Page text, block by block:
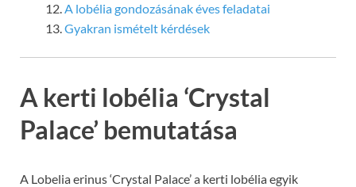
A lobélia gondozásának éves feladatai
Gyakran ismételt kérdések
A kerti lobélia ‘Crystal
Palace’ bemutatása
A Lobelia erinus ‘Crystal Palace’ a kerti lobélia egyik